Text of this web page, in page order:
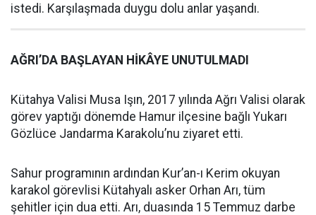
istedi. Karşılaşmada duygu dolu anlar yaşandı.
AĞRI’DA BAŞLAYAN HİKÂYE UNUTULMADI
Kütahya Valisi Musa Işın, 2017 yılında Ağrı Valisi olarak
görev yaptığı dönemde Hamur ilçesine bağlı Yukarı
Gözlüce Jandarma Karakolu’nu ziyaret etti.
Sahur programının ardından Kur’an-ı Kerim okuyan
karakol görevlisi Kütahyalı asker Orhan Arı, tüm
şehitler için dua etti. Arı, duasında 15 Temmuz darbe